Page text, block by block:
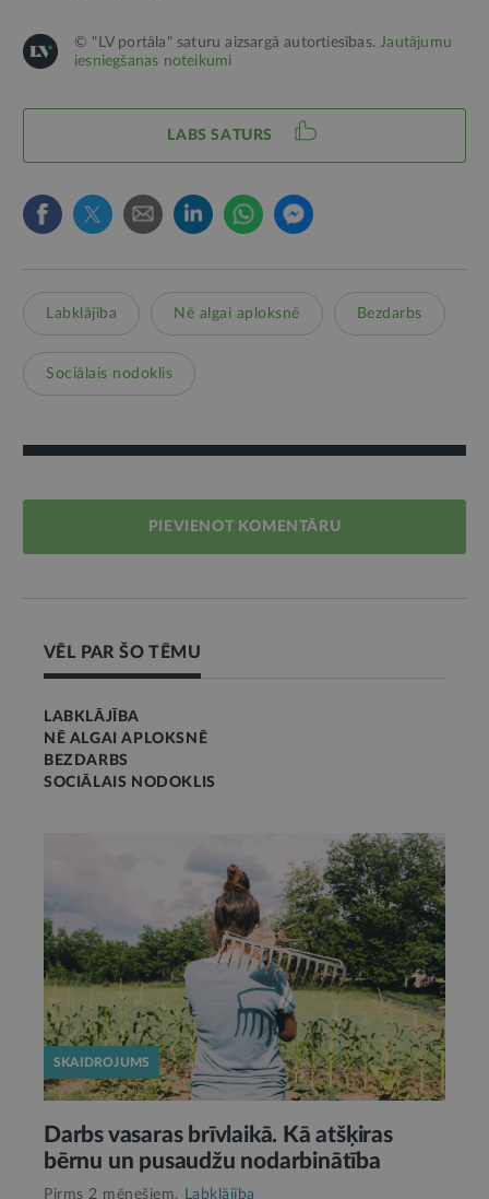
© "LV portāla" saturu aizsargā autortiesības.Jautājumu
iesniegšanas noteikumi
LABS SATURS
Labklājība Nē algai aploksnē Bezdarbs
Sociālais nodoklis
PIEVIENOT KOMENTĀRU
VĒL PAR ŠO TĒMU
LABKLĀJĪBA
NĒ ALGAI APLOKSNĒ
BEZDARBS
SOCIĀLAIS NODOKLIS
SKAIDROJUMS
Darbs vasaras brīvlaikā. Kā atšķiras
bērnu un pusaudžu nodarbinātība
Pirms 2 mēnešiem, Labklājība